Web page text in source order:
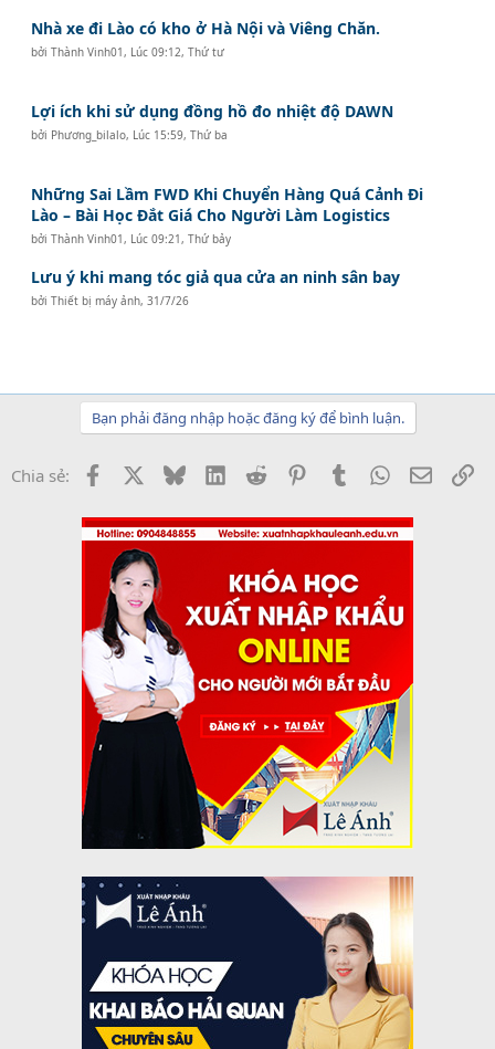
Nhà xe đi Lào có kho ở Hà Nội và Viêng Chăn.
bởiThành Vinh01 , Lúc 09:12, Thứ tư
Lợi ích khi sử dụng đồng hồ đo nhiệt độ DAWN
bởi Phương_bilalo, Lúc 15:59, Thứ ba
Những Sai Lầm FWD Khi Chuyển Hàng Quá Cảnh Đi
Lào – Bài Học Đắt Giá Cho Người Làm Logistics
bởiThành Vinh01 , Lúc 09:21, Thứ bảy
Lưu ý khi mang tóc giả qua cửa an ninh sân bay
bởiThiết bị máy ảnh,31/7/26
Bạn phải đăng nhập hoặc đăng ký để bình luận.
Chia sẻ: Facebook BlueskyLinkedInReddit PinterestTumblrWhatsApp
Email